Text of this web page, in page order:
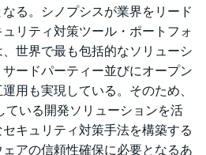
る。シノプシスが業界をリード
リティ対策ツール・ポートフォ
世界で最も包括的なソリューシ
ードパーティー並びにオープン
用も実現している。そのため、
ている開発ソリューションを活
キュリティ対策手法を構築する
アの信頼性確保に必要となるあ